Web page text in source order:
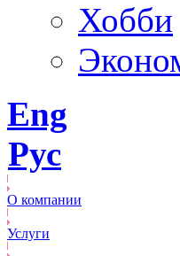
Хобби
Eng
Рус
О компании
Услуги